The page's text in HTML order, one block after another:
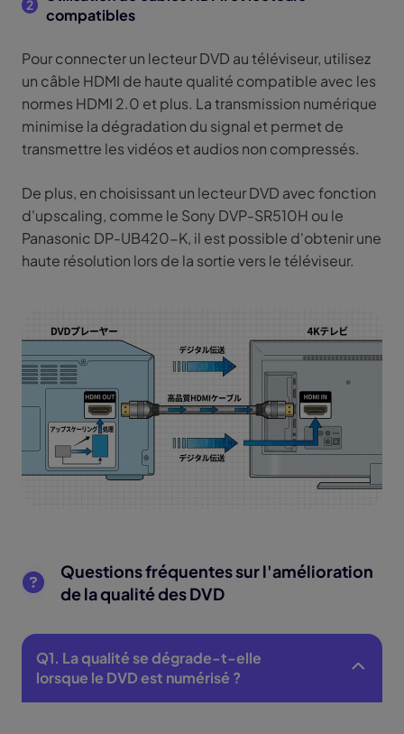
2
compatibles
Pour connecter un lecteur DVD au téléviseur, utilisez
un câble HDMI de haute qualité compatible avec les
normes HDMI 2.0 et plus. La transmission numérique
minimise la dégradation du signal et permet de
transmettre les vidéos et audios non compressés.
De plus, en choisissant un lecteur DVD avec fonction
d'upscaling, comme le Sony DVP-SR510H ou le
Panasonic DP-UB420-K, il est possible d'obtenir une
haute résolution lors de la sortie vers le téléviseur.
Questions fréquentes sur l'amélioration
de la qualité des DVD
Q1. La qualité se dégrade-t-elle
lorsque le DVD est numérisé ?